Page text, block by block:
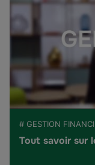
# GESTION
Tout savoir sur